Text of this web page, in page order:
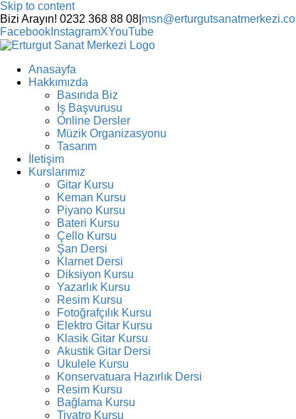
Skip to content
Bizi Arayın! 0232 368 88 08
Facebook InstagramXYouTube
Anasayfa
Hakkımızda
Basında Biz
İş Başvurusu
Online Dersler
Müzik Organizasyonu
Tasarım
İletişim
Kurslarımız
Gitar Kursu
Keman Kursu
Piyano Kursu
Bateri Kursu
Çello Kursu
Şan Dersi
Klarnet Dersi
Diksiyon Kursu
Yazarlık Kursu
Resim Kursu
Fotoğrafçılık Kursu
Elektro Gitar Kursu
Klasik Gitar Kursu
Akustik Gitar Dersi
Ukulele Kursu
Konservatuara Hazırlık Dersi
Resim Kursu
Bağlama Kursu
Tiyatro Kursu